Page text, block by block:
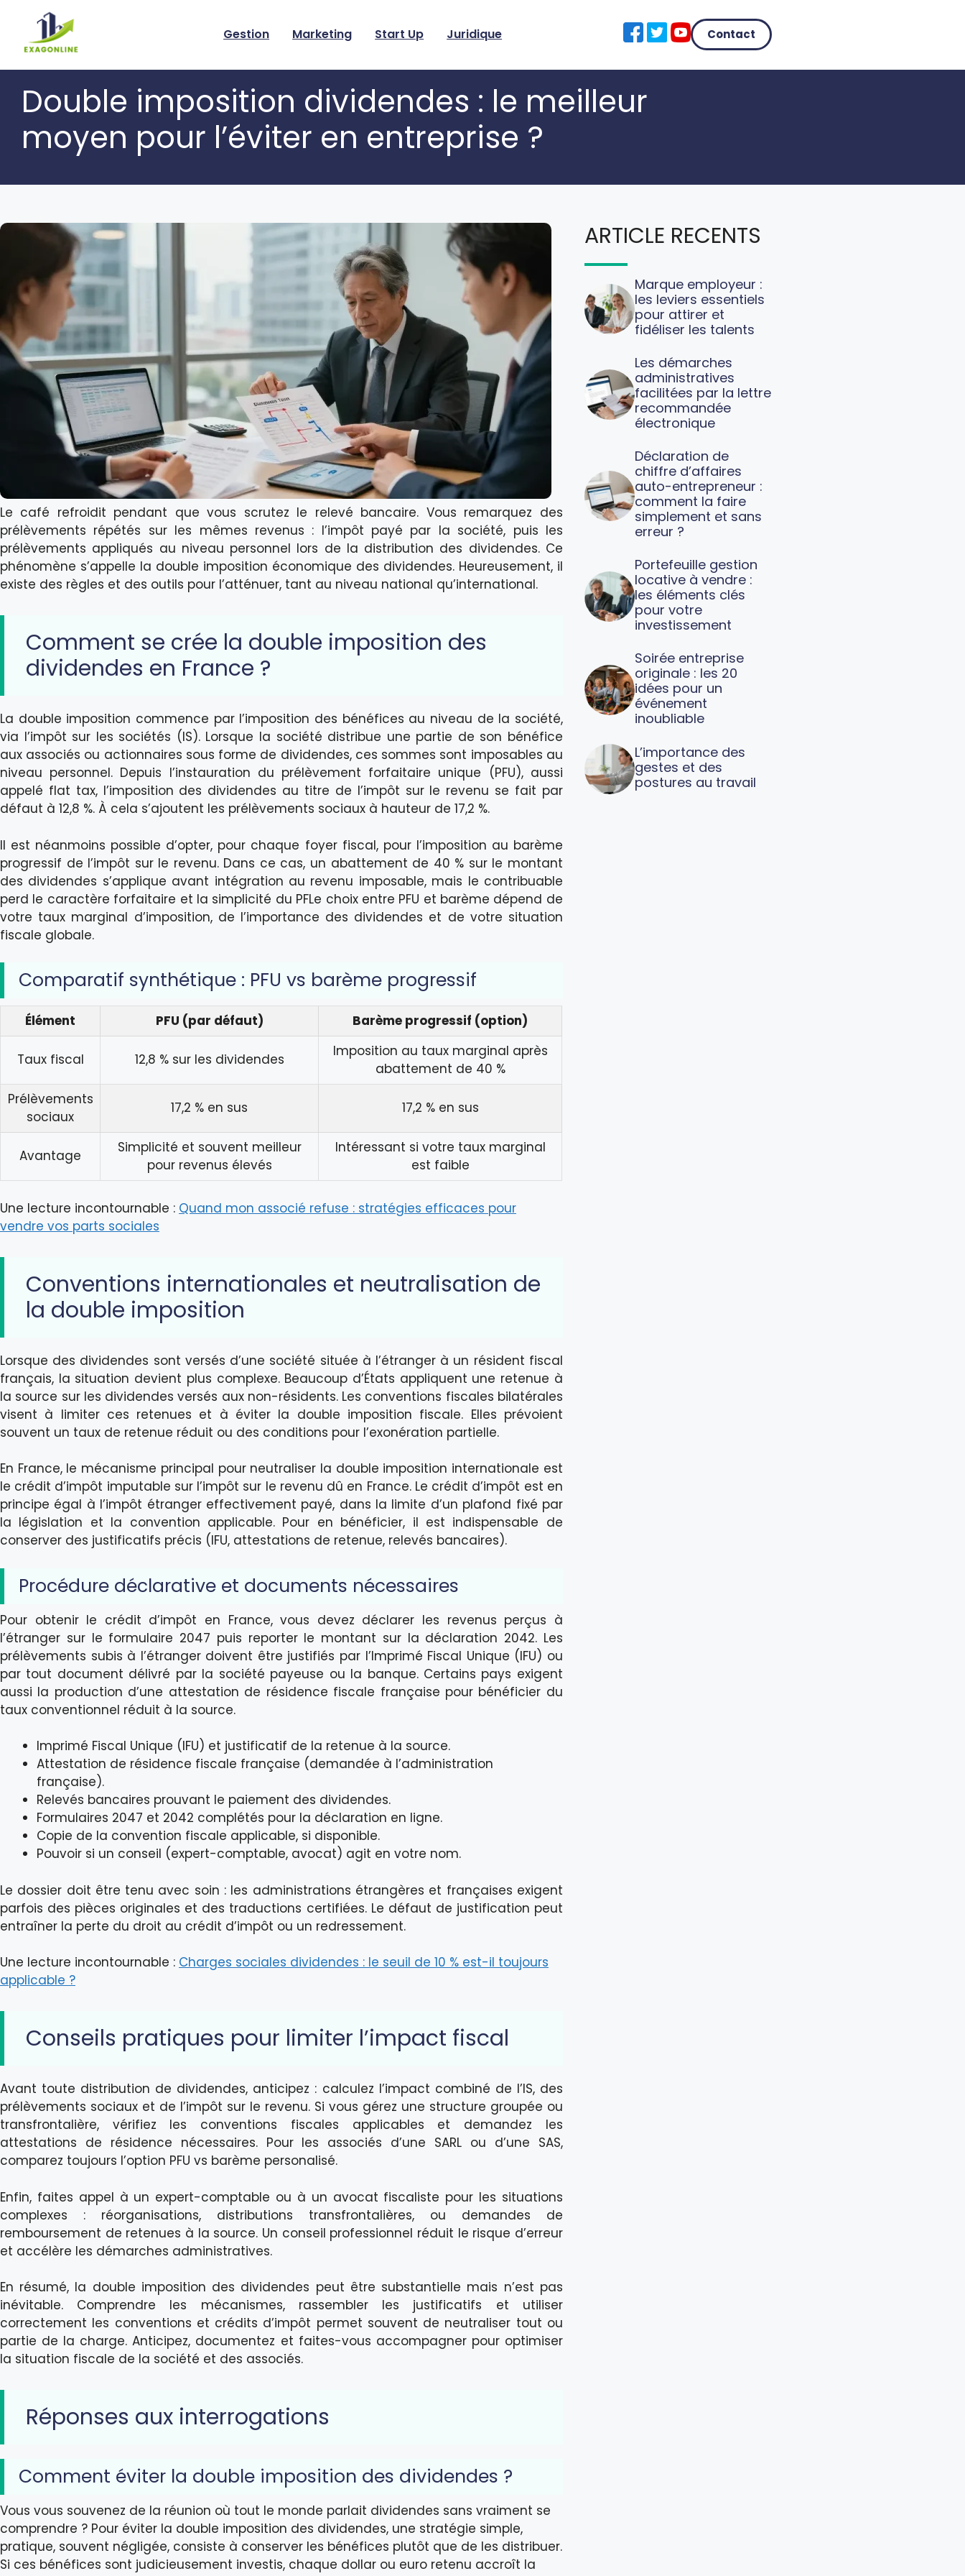
content
Gestion Marketing Start Up Juridique Contact
Double imposition dividendes : le meilleur
moyen pour l’éviter en entreprise ?
Le café refroidit pendant que vous scrutez le relevé bancaire. Vous remarquez des
prélèvements répétés sur les mêmes revenus : l’impôt payé par la société, puis les
prélèvements appliqués au niveau personnel lors de la distribution des dividendes. Ce
phénomène s’appelle la double imposition économique des dividendes. Heureusement, il
existe des règles et des outils pour l’atténuer, tant au niveau national qu’international.
Comment se crée la double imposition des
dividendes en France ?
La double imposition commence par l’imposition des bénéfices au niveau de la société,
via l’impôt sur les sociétés (IS). Lorsque la société distribue une partie de son bénéfice
aux associés ou actionnaires sous forme de dividendes, ces sommes sont imposables au
niveau personnel. Depuis l’instauration du prélèvement forfaitaire unique (PFU), aussi
appelé flat tax, l’imposition des dividendes au titre de l’impôt sur le revenu se fait par
défaut à 12,8 %. À cela s’ajoutent les prélèvements sociaux à hauteur de 17,2 %.
Il est néanmoins possible d’opter, pour chaque foyer fiscal, pour l’imposition au barème
progressif de l’impôt sur le revenu. Dans ce cas, un abattement de 40 % sur le montant
des dividendes s’applique avant intégration au revenu imposable, mais le contribuable
perd le caractère forfaitaire et la simplicité du PFLe choix entre PFU et barème dépend de
votre taux marginal d’imposition, de l’importance des dividendes et de votre situation
fiscale globale.
Comparatif synthétique : PFU vs barème progressif
Élément PFU (par défaut) Barème progressif (option)
Taux fiscal 12,8 % sur les dividendes
Imposition au taux marginal après
abattement de 40 %
Prélèvements
sociaux
17,2 % en sus 17,2 % en sus
Avantage
Simplicité et souvent meilleur
pour revenus élevés
Intéressant si votre taux marginal
est faible
Une lecture incontournable : Quand mon associé refuse : stratégies efficaces pour
vendre vos parts sociales
Conventions internationales et neutralisation de
la double imposition
Lorsque des dividendes sont versés d’une société située à l’étranger à un résident fiscal
français, la situation devient plus complexe. Beaucoup d’États appliquent une retenue à
la source sur les dividendes versés aux non-résidents. Les conventions fiscales bilatérales
visent à limiter ces retenues et à éviter la double imposition fiscale. Elles prévoient
souvent un taux de retenue réduit ou des conditions pour l’exonération partielle.
En France, le mécanisme principal pour neutraliser la double imposition internationale est
le crédit d’impôt imputable sur l’impôt sur le revenu dû en France. Le crédit d’impôt est en
principe égal à l’impôt étranger effectivement payé, dans la limite d’un plafond fixé par
la législation et la convention applicable. Pour en bénéficier, il est indispensable de
conserver des justificatifs précis (IFU, attestations de retenue, relevés bancaires).
Procédure déclarative et documents nécessaires
Pour obtenir le crédit d’impôt en France, vous devez déclarer les revenus perçus à
l’étranger sur le formulaire 2047 puis reporter le montant sur la déclaration 2042. Les
prélèvements subis à l’étranger doivent être justifiés par l’Imprimé Fiscal Unique (IFU) ou
par tout document délivré par la société payeuse ou la banque. Certains pays exigent
aussi la production d’une attestation de résidence fiscale française pour bénéficier du
taux conventionnel réduit à la source.
Imprimé Fiscal Unique (IFU) et justificatif de la retenue à la source.
Attestation de résidence fiscale française (demandée à l’administration
française).
Relevés bancaires prouvant le paiement des dividendes.
Formulaires 2047 et 2042 complétés pour la déclaration en ligne.
Copie de la convention fiscale applicable, si disponible.
Pouvoir si un conseil (expert-comptable, avocat) agit en votre nom.
Le dossier doit être tenu avec soin : les administrations étrangères et françaises exigent
parfois des pièces originales et des traductions certifiées. Le défaut de justification peut
entraîner la perte du droit au crédit d’impôt ou un redressement.
Une lecture incontournable : Charges sociales dividendes : le seuil de 10 % est-il toujours
applicable ?
Conseils pratiques pour limiter l’impact fiscal
Avant toute distribution de dividendes, anticipez : calculez l’impact combiné de l’IS, des
prélèvements sociaux et de l’impôt sur le revenu. Si vous gérez une structure groupée ou
transfrontalière, vérifiez les conventions fiscales applicables et demandez les
attestations de résidence nécessaires. Pour les associés d’une SARL ou d’une SAS,
comparez toujours l’option PFU vs barème personalisé.
Enfin, faites appel à un expert-comptable ou à un avocat fiscaliste pour les situations
complexes : réorganisations, distributions transfrontalières, ou demandes de
remboursement de retenues à la source. Un conseil professionnel réduit le risque d’erreur
et accélère les démarches administratives.
En résumé, la double imposition des dividendes peut être substantielle mais n’est pas
inévitable. Comprendre les mécanismes, rassembler les justificatifs et utiliser
correctement les conventions et crédits d’impôt permet souvent de neutraliser tout ou
partie de la charge. Anticipez, documentez et faites-vous accompagner pour optimiser
la situation fiscale de la société et des associés.
Réponses aux interrogations
Comment éviter la double imposition des dividendes ?
Vous vous souvenez de la réunion où tout le monde parlait dividendes sans vraiment se
comprendre ? Pour éviter la double imposition des dividendes, une stratégie simple,
pratique, souvent négligée, consiste à conserver les bénéfices plutôt que de les distribuer.
Si ces bénéfices sont judicieusement investis, chaque dollar ou euro retenu accroît la
ARTICLE RECENTS
Marque employeur :
les leviers essentiels
pour attirer et
fidéliser les talents
Les démarches
administratives
facilitées par la lettre
recommandée
électronique
Déclaration de
chiffre d’affaires
auto-entrepreneur :
comment la faire
simplement et sans
erreur ?
Portefeuille gestion
locative à vendre :
les éléments clés
pour votre
investissement
Soirée entreprise
originale : les 20
idées pour un
événement
inoubliable
L’importance des
gestes et des
postures au travail